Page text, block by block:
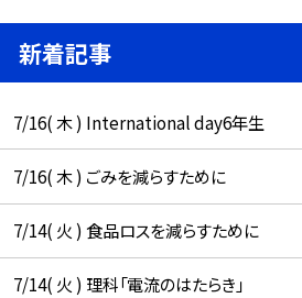
新着記事
7/16( 木 ) International day6年生
7/16( 木 ) ごみを減らすために
7/14( 火 ) 食品ロスを減らすために
7/14( 火 ) 理科「電流のはたらき」